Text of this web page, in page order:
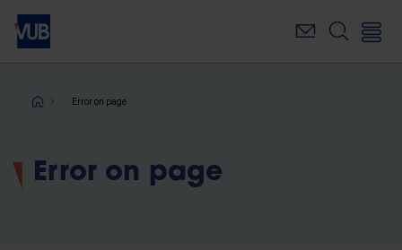
Skip
main
Breadcrumb
Error on page
Error on page